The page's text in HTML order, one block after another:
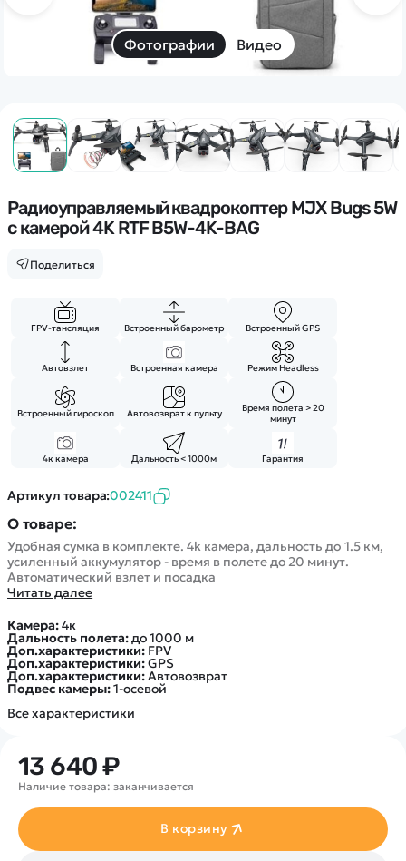
Фотографии Видео
Радиоуправляемый квадрокоптер MJX Bugs 5W
с камерой 4K RTF B5W-4K-BAG
Поделиться
FPV-тансляция Встроенный барометр Встроенный GPS
Автовзлет Встроенная камера Режим Headless
Встроенный гироскоп Автовозврат к пульту
Время полета > 20
минут
4к камера Дальность < 1000м Гарантия
Артикул товара:002411
О товаре:
Удобная сумка в комплекте. 4k камера, дальность до 1.5 км,
усиленный аккумулятор - время в полете до 20 минут.
Автоматический взлет и посадка
Читать далее
Камера:4к
Дальность полета:до 1000 м
Доп.характеристики: FPV
Доп.характеристики:GPS
Доп.характеристики:Автовозврат
Подвес камеры:1-осевой
Все характеристики
13 640 ₽
Наличие товара: заканчивается
В корзину
Дополнительный способ связи
WhatsApp/Мобильный
Есть вопрос? Можем связаться с вами
Заказать звонок
Квадрокоптеры
Машинки
Вертолеты
Катера
Роботы
Детские электромобили
Спецтехника
Железные дороги
Запчасти для моделей
Информация
Оптовые продажи
Блог
Статьи про беспилотники
Обзор квадрокоптеров
Аренда Квадрокоптеров
Покупка в кредит
Покупателю
Контакты
Помощь
Отследить заказ
Оплата на сайте